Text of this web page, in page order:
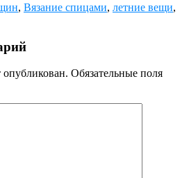
, Вязание спицами, летние вещи,
опубликован. Обязательные поля